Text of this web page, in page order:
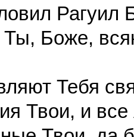
Рагуил
Ты, Боже,
Тебя
Твои, и